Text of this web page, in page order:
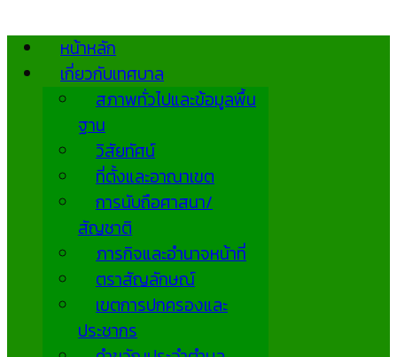
หน้าหลัก
เกี่ยวกับเทศบาล
สภาพทั่วไปและข้อมูลพื้น
ฐาน
วิสัยทัศน์
ที่ตั้งและอาณาเขต
การนับถือศาสนา/
สัญชาติ
ภารกิจและอำนาจหน้าที่
ตราสัญลักษณ์
เขตการปกครองและ
ประชากร